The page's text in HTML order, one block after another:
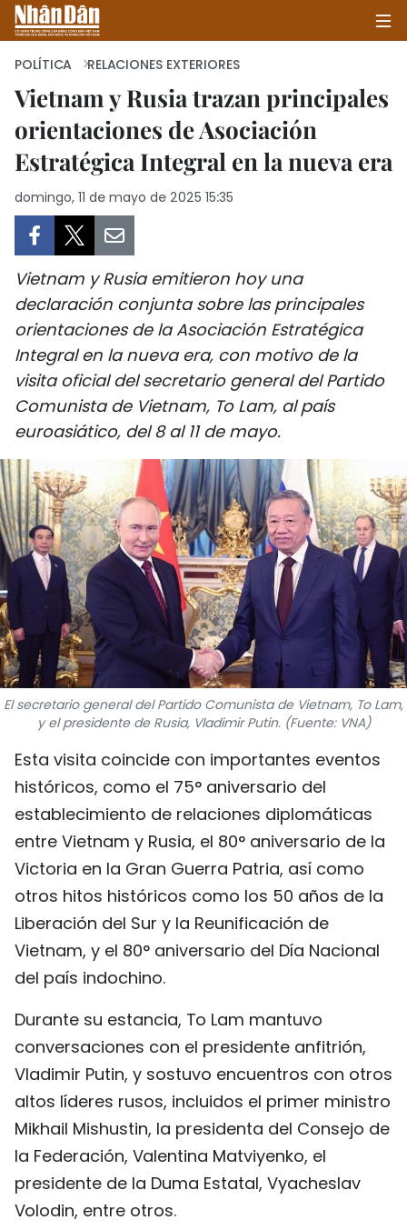
INICIO
POLÍTICA
SALUD - MEDIO AMBIENTE
CULTURA - ENTRETENIMIENTO
INTERNACIONAL
DEPORTES
VIAJES
PUENTE DE AMISTAD
HISTORIAS MULTIMEDIA
FOTOGRAFÍA
¿QUIÉNES SOMOS?
TIẾNG VIỆT
ENGLISH
中文
FRANÇAIS
РУССКИЙ
POLÍTICA RELACIONES EXTERIORES
Vietnam y Rusia trazan principales
orientaciones de Asociación
Estratégica Integral en la nueva era
domingo, 11 de mayo de 2025 15:35
Vietnam y Rusia emitieron hoy una
declaración conjunta sobre las principales
orientaciones de la Asociación Estratégica
Integral en la nueva era, con motivo de la
visita oficial del secretario general del Partido
Comunista de Vietnam, To Lam, al país
euroasiático, del 8 al 11 de mayo.
El secretario general del Partido Comunista de Vietnam, To Lam,
y el presidente de Rusia, Vladimir Putin. (Fuente: VNA)
Esta visita coincide con importantes eventos
históricos, como el 75° aniversario del
establecimiento de relaciones diplomáticas
entre Vietnam y Rusia, el 80° aniversario de la
Victoria en la Gran Guerra Patria, así como
otros hitos históricos como los 50 años de la
Liberación del Sur y la Reunificación de
Vietnam, y el 80° aniversario del Día Nacional
del país indochino.
Durante su estancia, To Lam mantuvo
conversaciones con el presidente anfitrión,
Vladimir Putin, y sostuvo encuentros con otros
altos líderes rusos, incluidos el primer ministro
Mikhail Mishustin, la presidenta del Consejo de
la Federación, Valentina Matviyenko, el
presidente de la Duma Estatal, Vyacheslav
Volodin, entre otros.